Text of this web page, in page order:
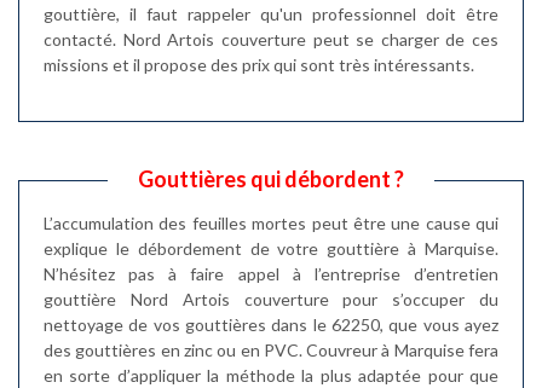
gouttière, il faut rappeler qu'un professionnel doit être
contacté. Nord Artois couverture peut se charger de ces
missions et il propose des prix qui sont très intéressants.
Gouttières qui débordent ?
L’accumulation des feuilles mortes peut être une cause qui
explique le débordement de votre gouttière à Marquise.
N’hésitez pas à faire appel à l’entreprise d’entretien
gouttière Nord Artois couverture pour s’occuper du
nettoyage de vos gouttières dans le 62250, que vous ayez
des gouttières en zinc ou en PVC. Couvreur à Marquise fera
en sorte d’appliquer la méthode la plus adaptée pour que